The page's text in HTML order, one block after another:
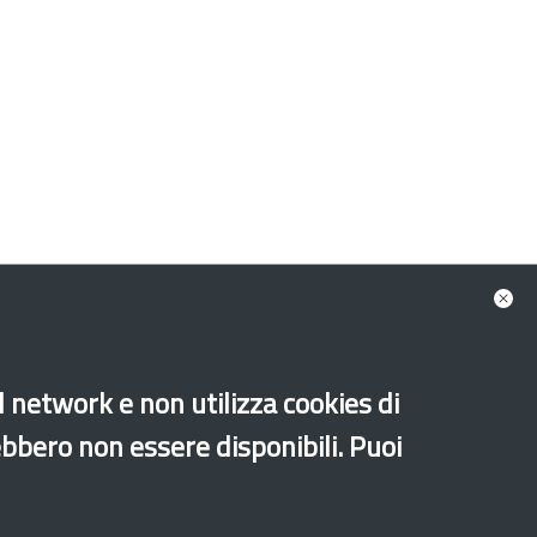
e non utilizza cookies di
non essere disponibili. Puoi